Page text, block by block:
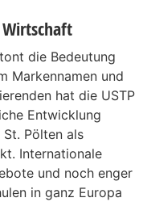
die Bedeutung
Markennamen und
hat die USTP
Entwicklung
Pölten als
Internationale
und noch enger
in ganz Europa